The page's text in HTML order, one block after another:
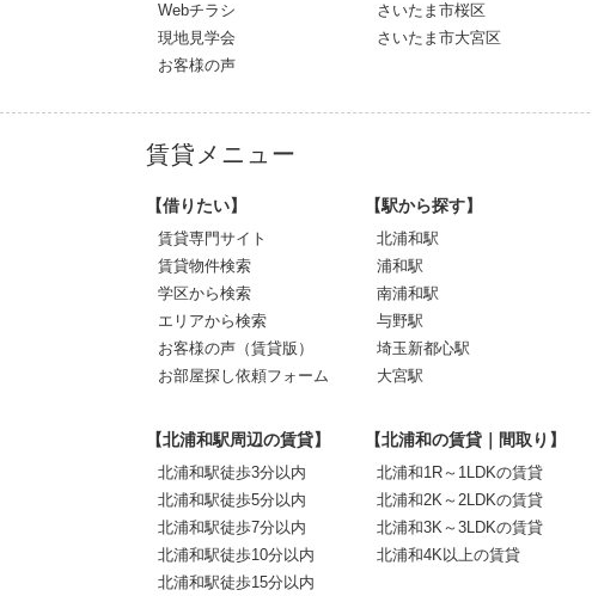
Webチラシ
現地見学会
お客様の声
さいたま市桜区
さいたま市大宮区
賃貸メニュー
【借りたい】
賃貸専門サイト
賃貸物件検索
学区から検索
エリアから検索
お客様の声（賃貸版）
お部屋探し依頼フォーム
【駅から探す】
北浦和駅
浦和駅
南浦和駅
与野駅
埼玉新都心駅
大宮駅
【北浦和駅周辺の賃貸】
北浦和駅徒歩3分以内
北浦和駅徒歩5分以内
北浦和駅徒歩7分以内
北浦和駅徒歩10分以内
北浦和駅徒歩15分以内
【北浦和の賃貸｜間取り】
北浦和1R～1LDKの賃貸
北浦和2K～2LDKの賃貸
北浦和3K～3LDKの賃貸
北浦和4K以上の賃貸